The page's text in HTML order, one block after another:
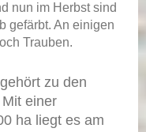
nun im Herbst sind
gefärbt. An einigen
Trauben.
zu den
einer
ha liegt es am